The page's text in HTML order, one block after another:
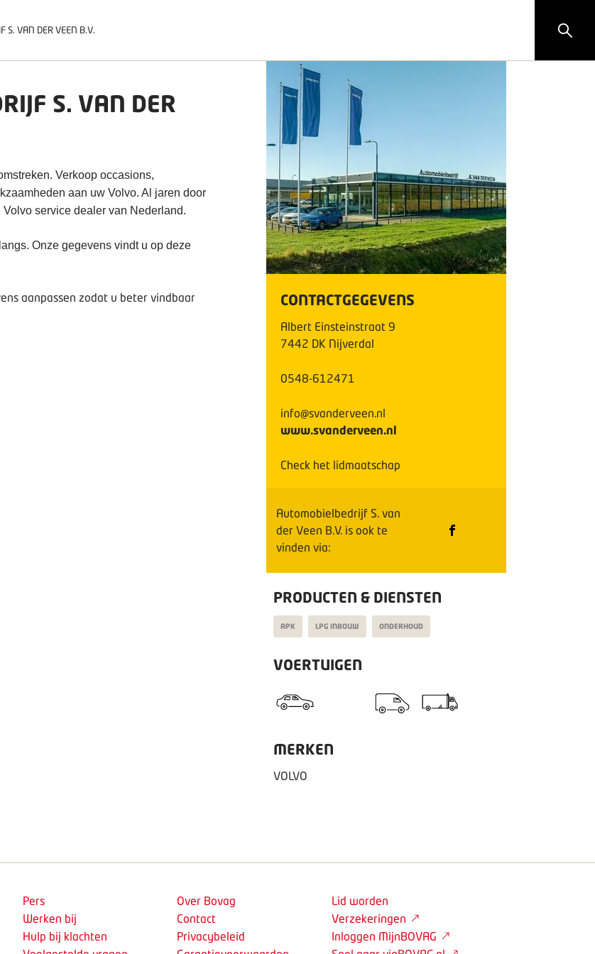
S. VAN DER VEEN B.V.
S. VAN DER
Verkoop occasions,
aan uw Volvo. Al jaren door
service dealer van Nederland.
Onze gegevens vindt u op deze
aanpassen zodat u beter vindbaar
CONTACTGEGEVENS
Albert Einsteinstraat 9
7442 DK Nijverdal
0548-612471
info@svanderveen.nl
www.svanderveen.nl
Check het lidmaatschap
Automobielbedrijf S. van
der Veen B.V. is ook te
vinden via:
PRODUCTEN & DIENSTEN
APK LPG INBOUW ONDERHOUD
VOERTUIGEN
MERKEN
VOLVO
Pers
Werken bij
Hulp bij klachten
Over Bovag
Contact
Privacybeleid
Lid worden
Verzekeringen
Inloggen MijnBOVAG